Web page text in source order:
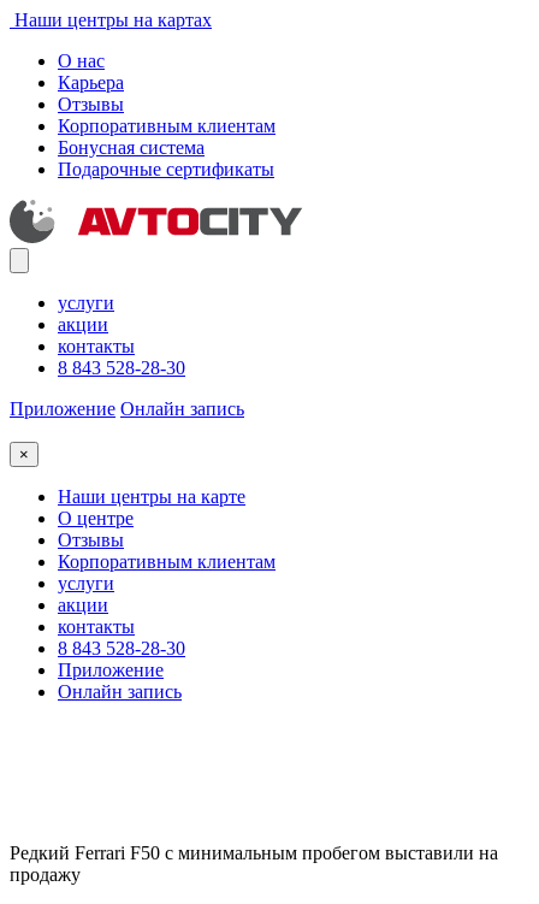
Наши центры на картах
О нас
Карьера
Отзывы
Корпоративным клиентам
Бонусная система
Подарочные сертификаты
услуги
акции
контакты
8 843 528-28-30
Приложение Онлайн запись
×
Наши центры на карте
О центре
Отзывы
Корпоративным клиентам
услуги
акции
контакты
8 843 528-28-30
Приложение
Онлайн запись
Редкий Ferrari F50 с минимальным пробегом выставили на
продажу